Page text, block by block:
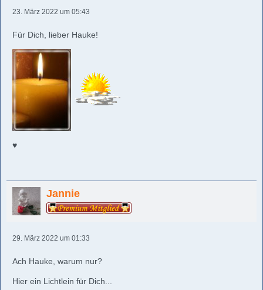
23. März 2022 um 05:43
Für Dich, lieber Hauke!
♥️
Jannie
29. März 2022 um 01:33
Ach Hauke, warum nur?
Hier ein Lichtlein für Dich...